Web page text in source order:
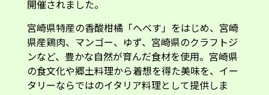
宮崎県特産の香酸柑橘「へべす」をはじめ、宮崎
県産鶏肉、マンゴー、ゆず、宮崎県のクラフトジ
ンなど、豊かな自然が育んだ食材を使用。宮崎県
の食文化や郷土料理から着想を得た美味を、イー
タリーならではのイタリア料理として提供しま
す。